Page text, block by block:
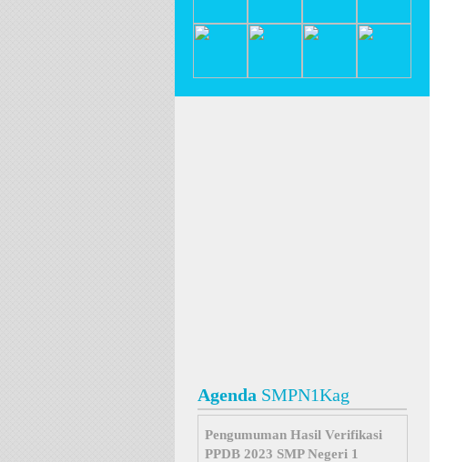
Agenda SMPN1Kag
Pengumuman Hasil Verifikasi
PPDB 2023 SMP Negeri 1